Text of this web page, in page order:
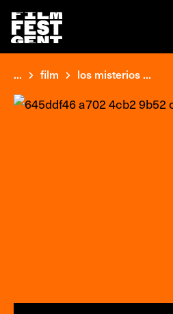
... film los misterios ...